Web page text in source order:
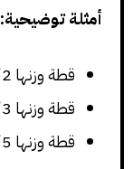
أمثلة توضيحية:
قطة وزنها 2 كغ ⬅ تحتاج 16 ملغ.
قطة وزنها 3 كغ ⬅ تحتاج 24 ملغ.
قطة وزنها 5 كغ ⬅ تحتاج 40 ملغ.